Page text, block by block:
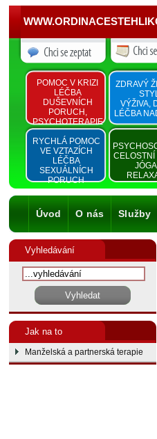
POMOC V KRIZI
LÉČBA
DUŠEVNÍCH
PORUCH,
PSYCHOTERAPIE
ZDRAVÝ
VÝŽIVA,
LÉČBA
RYCHLÁ POMOC
VE VZTAZÍCH
LÉČBA
SEXUÁLNÍCH
PORUCH
Úvod O nás Služby
Vyhledávání
Jak na to
Manželská a partnerská terapie